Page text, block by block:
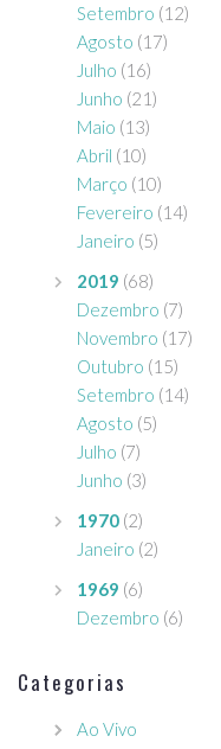
Setembro (12)
Agosto (17)
Julho (16)
Junho (21)
Maio (13)
Abril (10)
Março (10)
Fevereiro (14)
Janeiro (5)
2019 (68)
Dezembro (7)
Novembro (17)
Outubro (15)
Setembro (14)
Agosto (5)
Julho (7)
Junho (3)
1970 (2)
Janeiro (2)
1969 (6)
Dezembro (6)
Categorias
Ao Vivo